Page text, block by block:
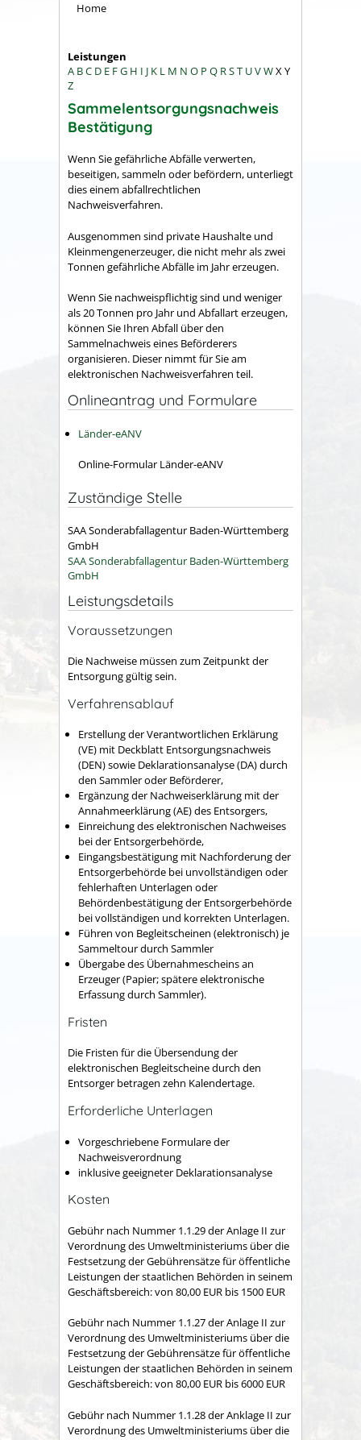
Home
Leistungen
A BC D E FG H I J K L M N O P Q RST UVWXY
Z
Sammelentsorgungsnachweis
Bestätigung
Wenn Sie gefährliche Abfälle verwerten,
beseitigen, sammeln oder befördern, unterliegt
dies einem abfallrechtlichen
Nachweisverfahren.
Ausgenommen sind private Haushalte und
Kleinmengenerzeuger, die nicht mehr als zwei
Tonnen gefährliche Abfälle im Jahr erzeugen.
Wenn Sie nachweispflichtig sind und weniger
als 20 Tonnen pro Jahr und Abfallart erzeugen,
können Sie Ihren Abfall über den
Sammelnachweis eines Beförderers
organisieren. Dieser nimmt für Sie am
elektronischen Nachweisverfahren teil.
Onlineantrag und Formulare
Länder-eANV
Online-Formular Länder-eANV
Zuständige Stelle
SAA Sonderabfallagentur Baden-Württemberg
GmbH
SAA Sonderabfallagentur Baden-Württemberg
GmbH
Leistungsdetails
Voraussetzungen
Die Nachweise müssen zum Zeitpunkt der
Entsorgung gültig sein.
Verfahrensablauf
Erstellung der Verantwortlichen Erklärung
(VE) mit Deckblatt Entsorgungsnachweis
(DEN) sowie Deklarationsanalyse (DA) durch
den Sammler oder Beförderer,
Ergänzung der Nachweiserklärung mit der
Annahmeerklärung (AE) des Entsorgers,
Einreichung des elektronischen Nachweises
bei der Entsorgerbehörde,
Eingangsbestätigung mit Nachforderung der
Entsorgerbehörde bei unvollständigen oder
fehlerhaften Unterlagen oder
Behördenbestätigung der Entsorgerbehörde
bei vollständigen und korrekten Unterlagen.
Führen von Begleitscheinen (elektronisch) je
Sammeltour durch Sammler
Übergabe des Übernahmescheins an
Erzeuger (Papier; spätere elektronische
Erfassung durch Sammler).
Fristen
Die Fristen für die Übersendung der
elektronischen Begleitscheine durch den
Entsorger betragen zehn Kalendertage.
Erforderliche Unterlagen
Vorgeschriebene Formulare der
Nachweisverordnung
inklusive geeigneter Deklarationsanalyse
Kosten
Gebühr nach Nummer 1.1.29der Anlage II zur
Verordnung des Umweltministeriums über die
Festsetzung der Gebührensätze für öffentliche
Leistungen der staatlichen Behörden in seinem
Geschäftsbereich: von 80,00 EUR bis 1500 EUR
Gebühr nach Nummer 1.1.27 der Anlage II zur
Verordnung des Umweltministeriums über die
Festsetzung der Gebührensätze für öffentliche
Leistungen der staatlichen Behörden in seinem
Geschäftsbereich: von 80,00 EUR bis 6000 EUR
Gebühr nach Nummer 1.1.28 der Anklage II zur
Verordnung des Umweltministeriums über die